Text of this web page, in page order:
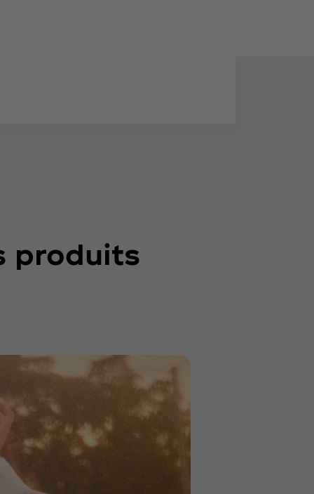
produits